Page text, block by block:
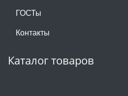
ГОСТы
Контакты
Каталог товаров